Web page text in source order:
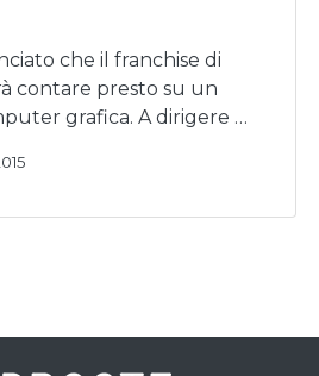
che il franchise di
contare presto su un
grafica. A dirigere …